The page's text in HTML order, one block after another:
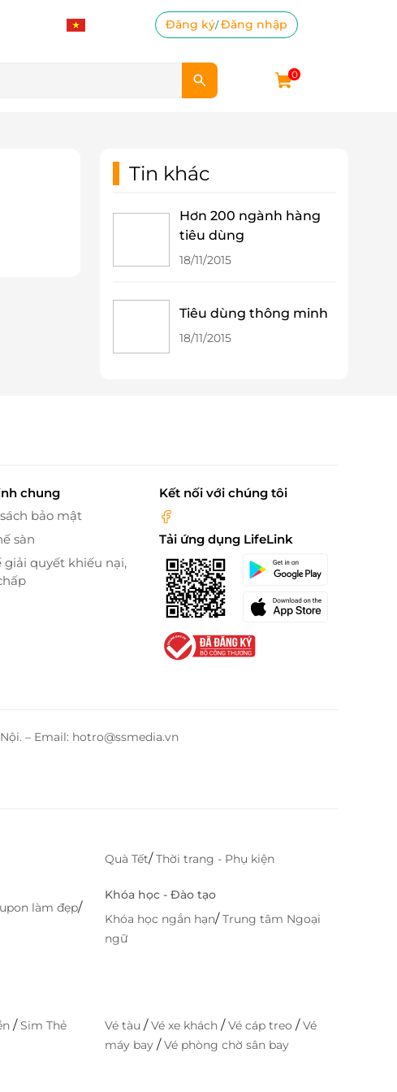
Đăng ký/Đăng nhập
0
Tin khác
Hơn 200 ngành hàng
tiêu dùng
18/11/2015
Tiêu dùng thông minh
18/11/2015
chung
bảo mật
sàn
giải quyết khiếu nại,
Kết nối với chúng tôi
Tải ứng dụng LifeLink
– Email: hotro@ssmedia.vn
làm đẹp/
Quà Tết/Thời trang - Phụ kiện
Khóa học - Đào tạo
Khóa học ngắn hạn/Trung tâm Ngoại
ngữ
/Sim Thẻ Vé tàu /Vé xe khách /Vé cáp treo /Vé
máy bay /Vé phòng chờ sân bay